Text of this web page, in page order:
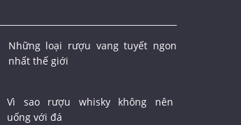
Những loại rượu vang tuyết ngon
nhất thế giới
Vì sao rượu whisky không nên
uống với đá